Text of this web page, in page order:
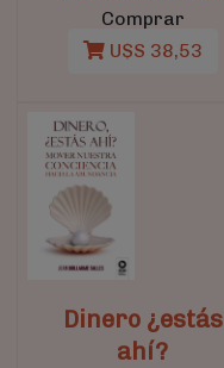
Comprar
U$S 38,53
Dinero ¿estás
ahí?